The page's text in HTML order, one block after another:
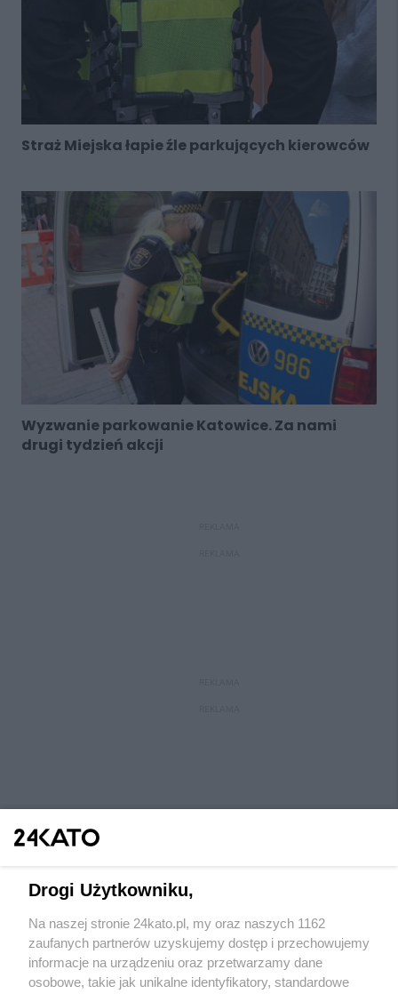
Straż Miejska łapie źle parkujących kierowców
Wyzwanie parkowanie Katowice. Za nami
drugi tydzień akcji
Wydawca mediów lokalnych
Drogi Użytkowniku,
Na naszej stronie 24kato.pl, my oraz naszych 1162
zaufanych partnerów uzyskujemy dostęp i przechowujemy
informacje na urządzeniu oraz przetwarzamy dane
osobowe, takie jak unikalne identyfikatory, standardowe